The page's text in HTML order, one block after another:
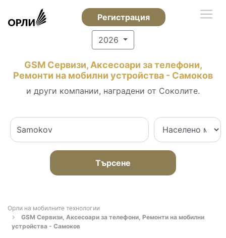
Регистрация
2026
GSM Сервизи, Аксесоари за телефони,
Ремонти на мобилни устройства - Самоков
и други компании, наградени от Соколите.
Търсене
Орли на мобилните технологии
GSM Сервизи, Аксесоари за телефони, Ремонти на мобилни
устройства - Самоков